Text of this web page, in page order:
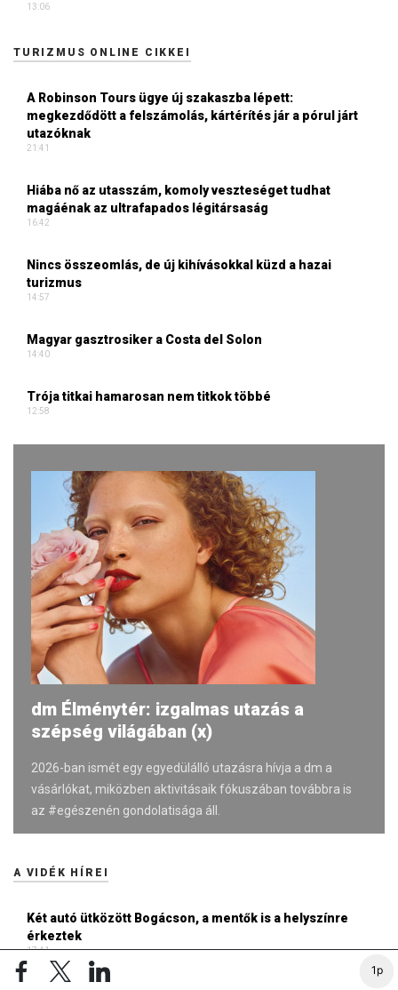
1p
13:06
TURIZMUS ONLINE CIKKEI
A Robinson Tours ügye új szakaszba lépett:
megkezdődött a felszámolás, kártérítés jár a pórul járt
utazóknak
21:41
Hiába nő az utasszám, komoly veszteséget tudhat
magáénak az ultrafapados légitársaság
16:42
Nincs összeomlás, de új kihívásokkal küzd a hazai
turizmus
14:57
Magyar gasztrosiker a Costa del Solon
14:40
Trója titkai hamarosan nem titkok többé
12:58
dm Élménytér: izgalmas utazás a
szépség világában (x)
2026-ban ismét egy egyedülálló utazásra hívja a dm a
vásárlókat, miközben aktivitásaik fókuszában továbbra is
az #egészenén gondolatisága áll.
A VIDÉK HÍREI
Két autó ütközött Bogácson, a mentők is a helyszínre
érkeztek
17:41